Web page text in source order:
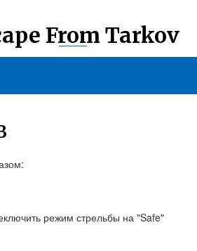
From Tarkov
режим стрельбы на "Safe"